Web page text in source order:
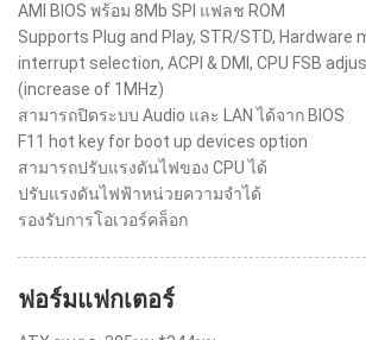
AMI BIOS พร้อม 8Mb SPI แฟลช ROM
Supports Plug and Play, STR/STD, Hardware
interrupt selection, ACPI & DMI, CPU FSB
(increase of 1MHz)
สามารถปิดระบบ Audio และ LAN ได้จาก BIOS
F11 hot key for boot up devices option
สามารถปรับแรงดันไฟของ CPU ได้
ปรับแรงดันไฟฟ้าหน่วยความจำได้
รองรับการโอเวอร์คล็อก
ฟอร์มแฟกเตอร์